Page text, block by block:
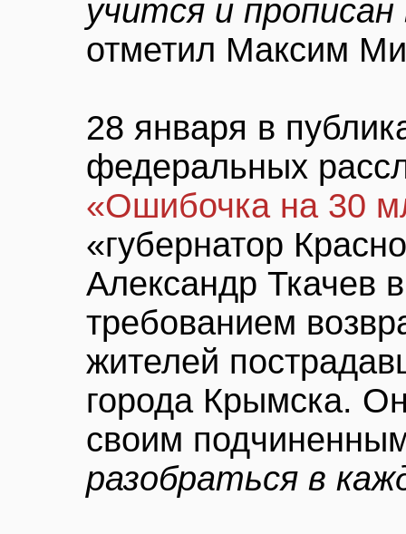
учится и
отметил Максим
28 января в
федеральных
«Ошибочка на 30
«губернатор
Александр Ткачев
требованием
жителей
города Крымска.
своим
разобраться в